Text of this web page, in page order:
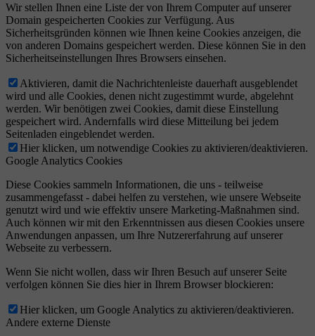
Wir stellen Ihnen eine Liste der von Ihrem Computer auf unserer
Domain gespeicherten Cookies zur Verfügung. Aus
Sicherheitsgründen können wie Ihnen keine Cookies anzeigen, die
von anderen Domains gespeichert werden. Diese können Sie in den
Sicherheitseinstellungen Ihres Browsers einsehen.
Aktivieren, damit die Nachrichtenleiste dauerhaft ausgeblendet
wird und alle Cookies, denen nicht zugestimmt wurde, abgelehnt
werden. Wir benötigen zwei Cookies, damit diese Einstellung
gespeichert wird. Andernfalls wird diese Mitteilung bei jedem
Seitenladen eingeblendet werden.
Hier klicken, um notwendige Cookies zu aktivieren/deaktivieren.
Google Analytics Cookies
Diese Cookies sammeln Informationen, die uns - teilweise
zusammengefasst - dabei helfen zu verstehen, wie unsere Webseite
genutzt wird und wie effektiv unsere Marketing-Maßnahmen sind.
Auch können wir mit den Erkenntnissen aus diesen Cookies unsere
Anwendungen anpassen, um Ihre Nutzererfahrung auf unserer
Webseite zu verbessern.
Wenn Sie nicht wollen, dass wir Ihren Besuch auf unserer Seite
verfolgen können Sie dies hier in Ihrem Browser blockieren:
Hier klicken, um Google Analytics zu aktivieren/deaktivieren.
Andere externe Dienste